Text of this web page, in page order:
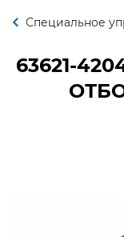
Специальное
63621-